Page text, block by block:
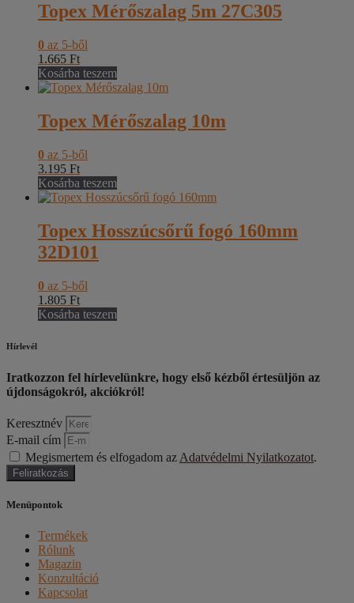
Topex Mérőszalag 5m 27C305
0 az 5-ből
1.665 Ft
Kosárba teszem
Topex Mérőszalag 10m
0 az 5-ből
3.195 Ft
Kosárba teszem
Topex Hosszúcsőrű fogó 160mm
32D101
0 az 5-ből
1.805 Ft
Kosárba teszem
Hírlevél
Iratkozzon fel hírlevelünkre, hogy első kézből értesüljön az
újdonságokról, akciókról!
Keresztnév
E-mail cím
Megismertem és elfogadom az Adatvédelmi Nyilatkozatot.
Feliratkozás
Menüpontok
Termékek
Rólunk
Magazin
Konzultáció
Kapcsolat